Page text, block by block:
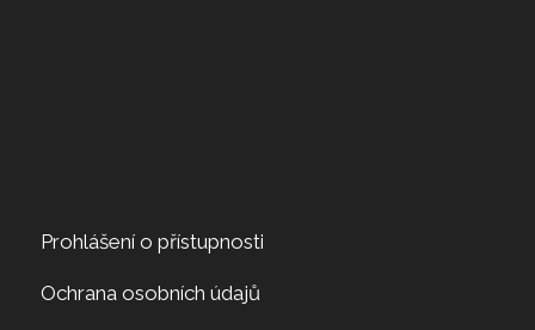
Prohlášení o přístupnosti
Ochrana osobních údajů